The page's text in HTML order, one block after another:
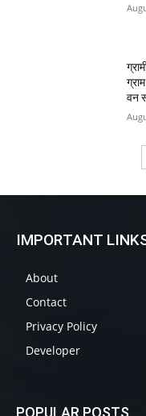
वन
IMPORTANT
About
Contact
Privacy Policy
Developer
POPULAR POSTS